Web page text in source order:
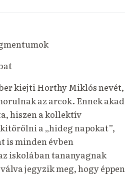
kiejti Horthy Miklós nevét,
az arcok. Ennek akad
hiszen a kollektív
a „hideg napokat”,
is minden évben
iskolában tananyagnak
jegyzik meg, hogy éppen